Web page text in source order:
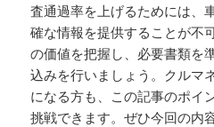
査通過率を上げるためには、
確な情報を提供することが不
の価値を把握し、必要書類を
込みを行いましょう。クルマ
になる方も、この記事のポイ
挑戦できます。ぜひ今回の内